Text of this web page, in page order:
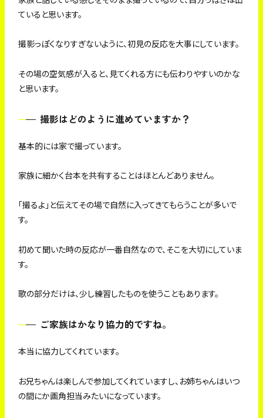
ていると思います。
撮影っぽくなりすぎないように、初見の反応を大事にしています。
その場の空気感が入ると、見てくれる方にも伝わりやすいのかな
と思います。
撮影はどのように進めていますか？
基本的には家で撮っています。
家族に細かく台本を共有することはほとんどありません。
「撮るよ」と伝えてその場で自然に入ってきてもらうことが多いで
す。
初めて聞いた時の反応が一番自然なので、そこを大切にしていま
す。
歌の部分だけは、少し練習したものを使うこともあります。
ご家族はかなり協力的ですね。
本当に協力してくれています。
お兄ちゃんは楽しんで参加してくれていますし、お姉ちゃんはいつ
の間にか画角担当みたいになっています。